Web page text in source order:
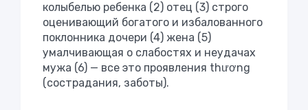
колыбелью ребенка (2) отец (3) строго
оценивающий богатого и избалованного
поклонника дочери (4) жена (5)
умалчивающая о слабостях и неудачах
мужа (6) — все это проявления thương
(сострадания, заботы).